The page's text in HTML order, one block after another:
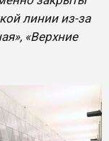
линии из-за
«Верхние